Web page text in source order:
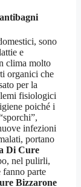
sono
e
clima molto
organici che
per la
fisiologici
poiché i
infezioni
portano
Di Cure
nel pulirli,
fanno parte
Bizzarone